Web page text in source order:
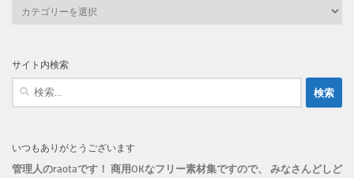
ー
サイト内検索
検
いつもありがとうございます
管理人のraotaです！ 商用OKなフリー素材集ですので、 みなさんどしど